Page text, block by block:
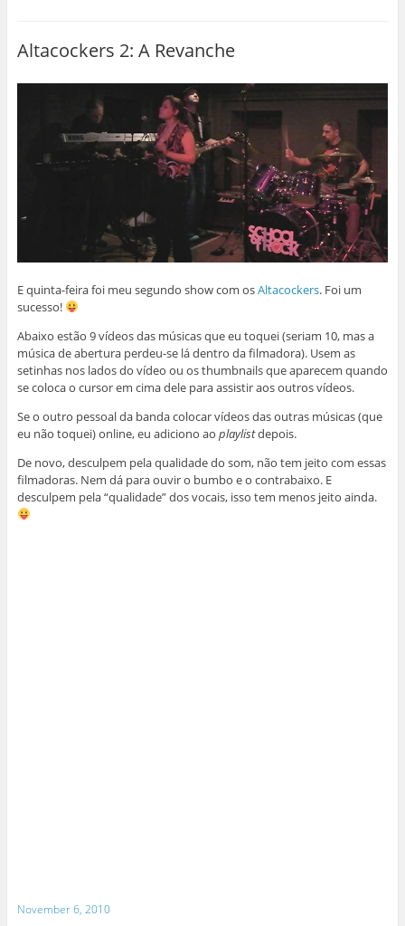
Altacockers 2: A Revanche
E quinta-feira foi meu segundo show com osAltacockers. Foi um
sucesso!
Abaixo estão 9 vídeos das músicas que eu toquei (seriam 10, mas a
música de abertura perdeu-se lá dentro da filmadora). Usem as
setinhas nos lados do vídeo ou os thumbnails que aparecem quando
se coloca o cursor em cima dele para assistir aos outros vídeos.
Se o outro pessoal da banda colocar vídeos das outras músicas (que
eu não toquei) online, eu adiciono ao playlistdepois.
De novo, desculpem pela qualidade do som, não tem jeito com essas
filmadoras. Nem dá para ouvir o bumbo e o contrabaixo. E
desculpem pela “qualidade” dos vocais, isso tem menos jeito ainda.
November 6, 2010